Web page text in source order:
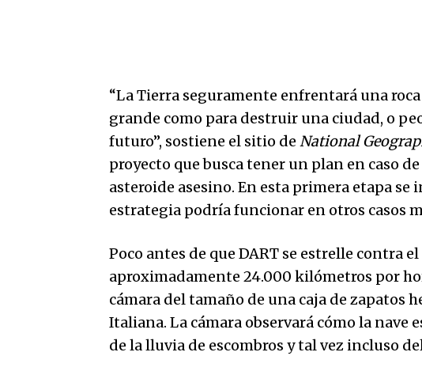
“La Tierra seguramente enfrentará una
grande como para destruir una ciudad, o
futuro”, sostiene el sitio de National
proyecto que busca tener un plan en caso
asteroide asesino. En esta primera etapa
estrategia podría funcionar en otros casos
Poco antes de que DART se estrelle contra
aproximadamente 24.000 kilómetros por
cámara del tamaño de una caja de zapatos
Italiana. La cámara observará cómo la nave
de la lluvia de escombros y tal vez incluso